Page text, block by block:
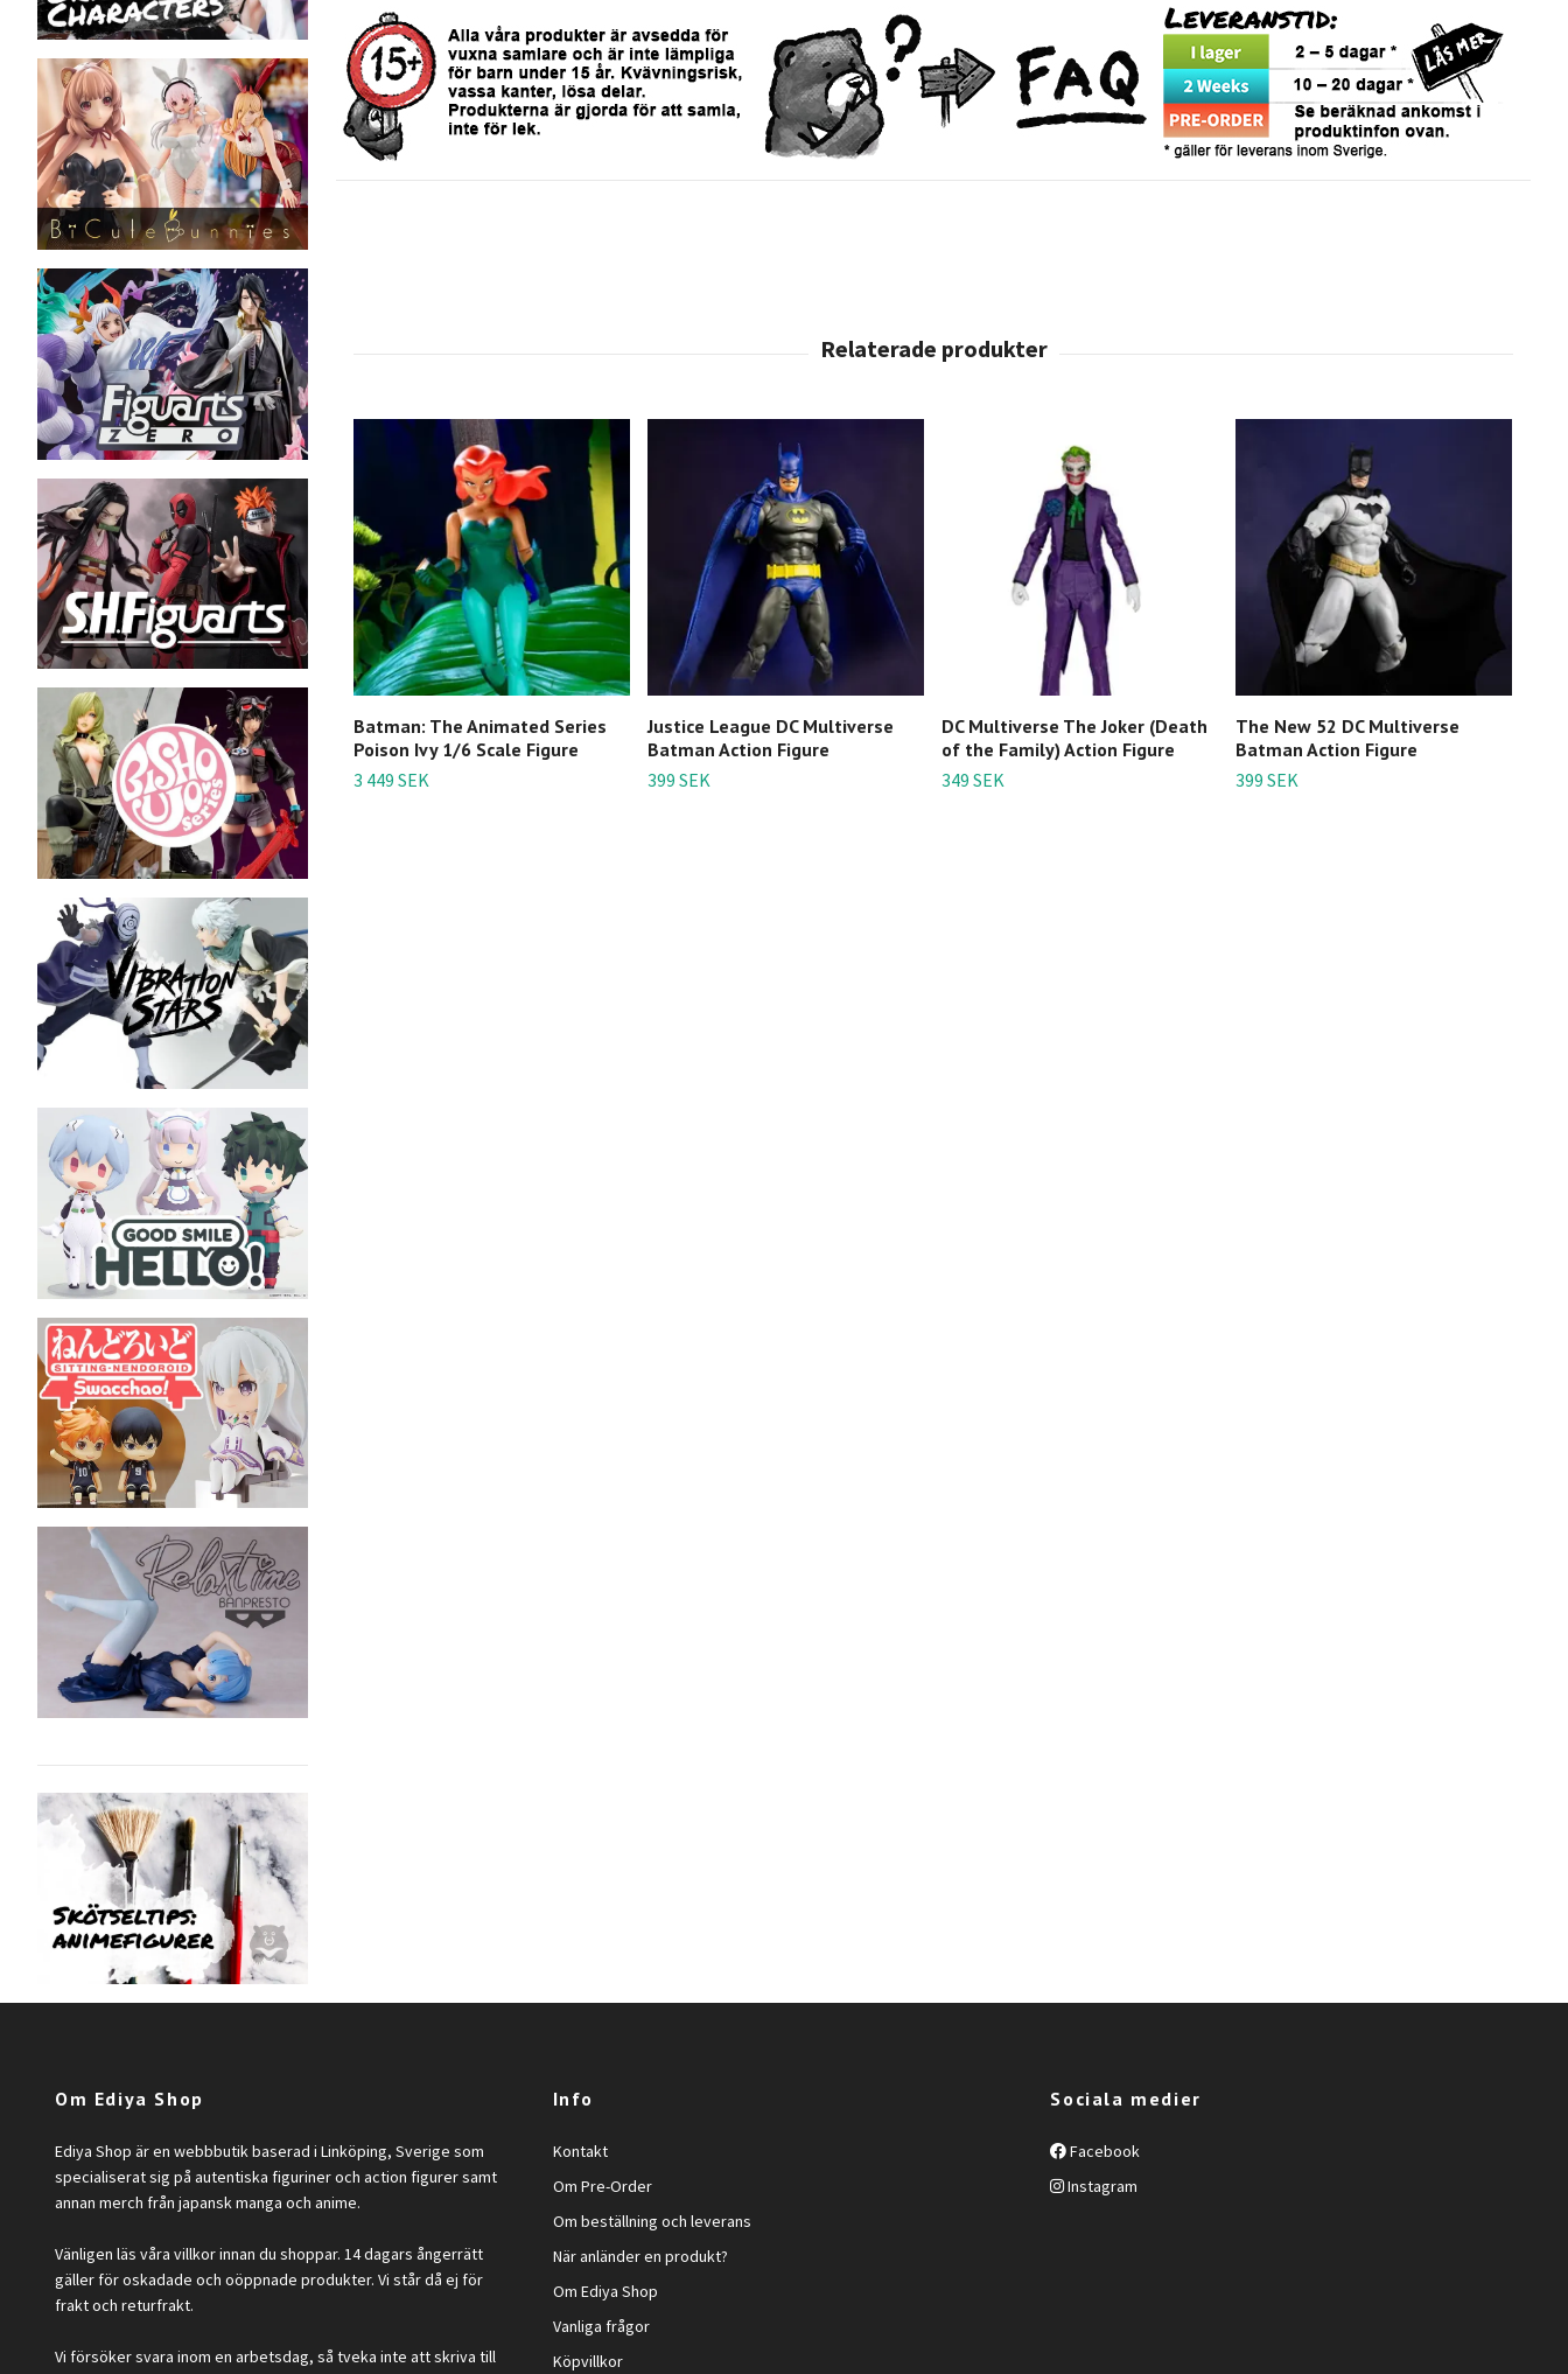
Batman: The Animated Series
Poison Ivy 1/6 Scale Figure
3 449 SEK
Justice League DC Multiverse
Batman Action Figure
399 SEK
DC Multiverse The Joker (Death
of the Family) Action Figure
349 SEK
The New 52 DC Multiverse
Batman Action Figure
399 SEK
Om Ediya Shop
Ediya Shop är en webbbutik baserad i Linköping, Sverige som
specialiserat sig på autentiska figuriner och action figurer samt
annan merch från japansk manga och anime.
Vänligen läs våra villkor innan du shoppar. 14 dagars ångerrätt
gäller för oskadade och oöppnade produkter. Vi står då ej för
frakt och returfrakt.
Vi försöker svara inom en arbetsdag, så tveka inte att skriva till
Info
Kontakt
Om Pre-Order
Om beställning och leverans
När anländer en produkt?
Om Ediya Shop
Vanliga frågor
Köpvillkor
Sociala medier
Facebook
Instagram